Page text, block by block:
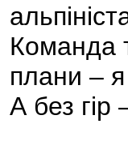
Команда
плани –
А без гір